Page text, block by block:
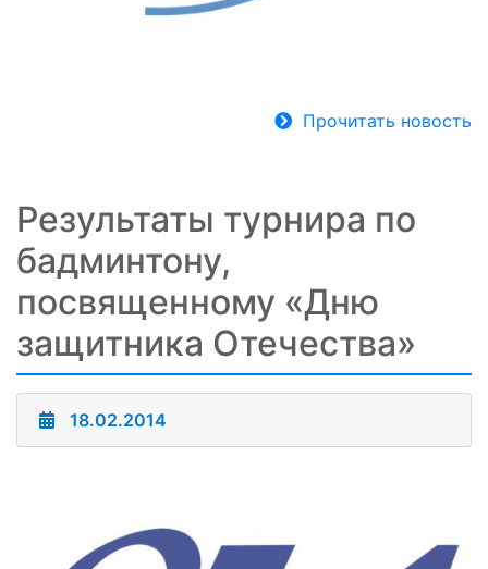
Прочитать новость
Результаты турнира по
бадминтону,
посвященному «Дню
защитника Отечества»
18.02.2014